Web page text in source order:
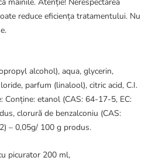
reduce eficiența tratamentului. Nu
alcohol), aqua, glycerin,
parfum (linalool), citric acid, C.I.
Conține: etanol (CAS: 64-17-5, EC:
clorură de benzalconiu (CAS:
– 0,05g/ 100 g produs.
picurator 200 ml,